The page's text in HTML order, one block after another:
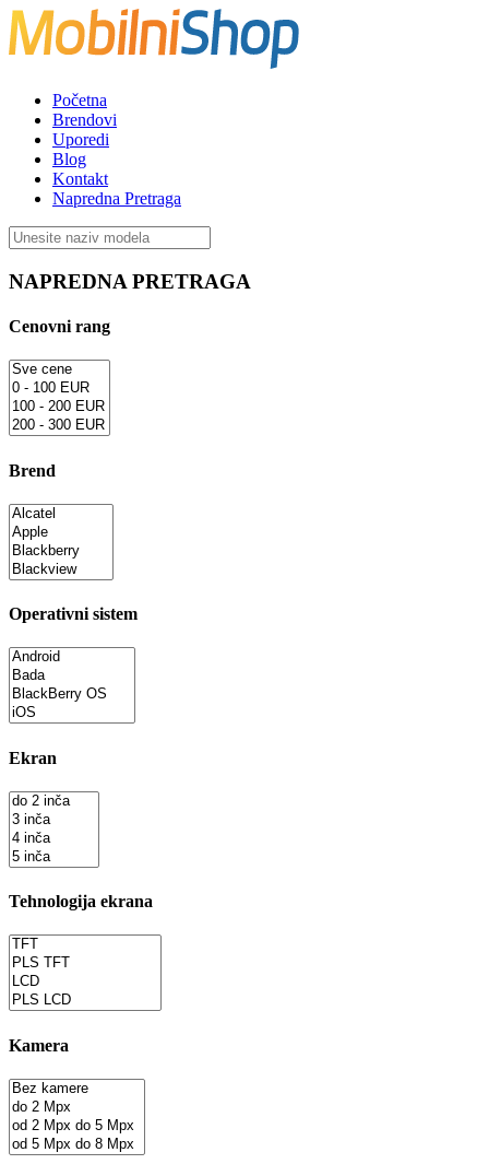
Početna
Brendovi
Uporedi
Blog
Kontakt
Napredna Pretraga
NAPREDNA PRETRAGA
Cenovni rang
Brend
Operativni sistem
Ekran
Tehnologija ekrana
Kamera